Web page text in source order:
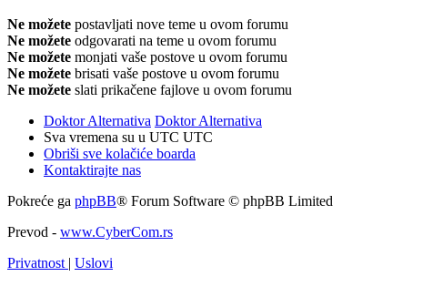
Ne možete postavljati nove teme u ovom forumu
Ne možete odgovarati na teme u ovom forumu
Ne možete monjati vaše postove u ovom forumu
Ne možete brisati vaše postove u ovom forumu
Ne možete slati prikačene fajlove u ovom forumu
Doktor Alternativa Doktor Alternativa
Sva vremena su u UTC UTC
Obriši sve kolačiće boarda
Kontaktirajte nas
Pokreće ga phpBB® Forum Software © phpBB Limited
Prevod - www.CyberCom.rs
Privatnost | Uslovi